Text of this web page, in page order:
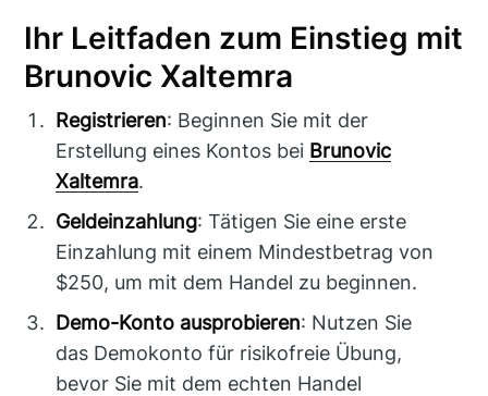
Ihr Leitfaden zum Einstieg mit
Brunovic Xaltemra
Registrieren: Beginnen Sie mit der
Erstellung eines Kontos bei Brunovic
Xaltemra.
Geldeinzahlung: Tätigen Sie eine erste
Einzahlung mit einem Mindestbetrag von
$250, um mit dem Handel zu beginnen.
Demo-Konto ausprobieren: Nutzen Sie
das Demokonto für risikofreie Übung,
bevor Sie mit dem echten Handel